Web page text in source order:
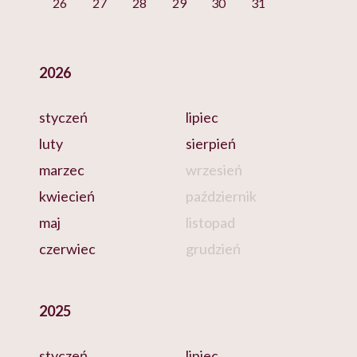
2026
styczeń
luty
marzec
kwiecień
maj
czerwiec
lipiec
sierpień
wrzesień
październik
listopad
grudzień
2025